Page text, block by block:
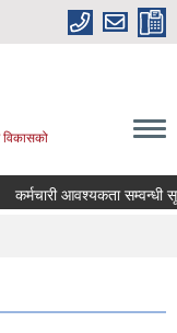
विकासको
कर्मचारी आवश्यकता सम्वन्धी सूचना